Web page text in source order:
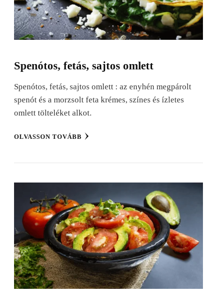
Spenótos, fetás, sajtos omlett
Spenótos, fetás, sajtos omlett : az enyhén megpárolt
spenót és a morzsolt feta krémes, színes és ízletes
omlett tölteléket alkot.
OLVASSON TOVÁBB